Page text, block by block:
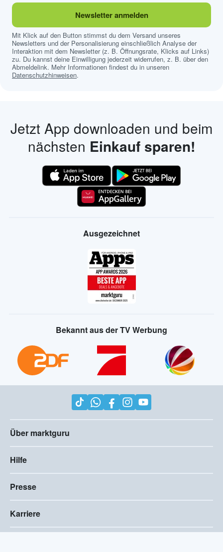
Newsletter anmelden
Mit Klick auf den Button stimmst du dem Versand unseres
Newsletters und der Personalisierung einschließlich Analyse der
Interaktion mit dem Newsletter (z. B. Öffnungsrate, Klicks auf Links)
zu. Du kannst deine Einwilligung jederzeit widerrufen, z. B. über den
Abmeldelink. Mehr Informationen findest du in unseren
Datenschutzhinweisen.
Jetzt App downloaden und beim
nächsten Einkauf sparen!
Ausgezeichnet
Bekannt aus der TV Werbung
Über marktguru
Hilfe
Presse
Karriere